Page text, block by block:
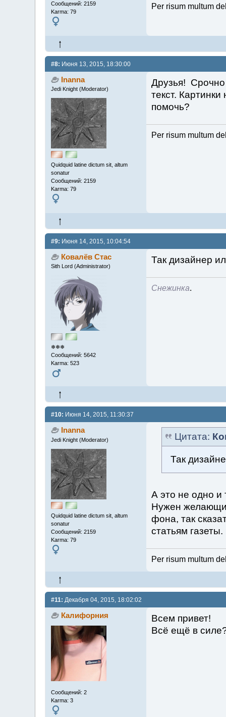
Сообщений: 2159
Karma: 79
Per risum multum
#8: Июня 13, 2015, 18:30:00
Inanna
Jedi Knight (Moderator)
Quidquid latine dictum sit, altum
sonatur
Сообщений: 2159
Karma: 79
Друзья! Срочно
текст.
помочь?
Per risum multum
#9: Июня 14, 2015, 10:04:54
Ковалёв Стас
Sith Lord (Administrator)
❄❄❄
Сообщений: 5642
Karma: 523
Так дизайнер
Снежинка.
#10: Июня 14, 2015, 11:30:37
Inanna
Jedi Knight (Moderator)
Quidquid latine dictum sit, altum
sonatur
Сообщений: 2159
Karma: 79
Цитата:
Так
А это не одно
Нужен
фона, так
статьям газеты.
Per risum multum
#11: Декабря 04, 2015, 18:02:02
Калифорния
Сообщений: 2
Karma: 3
Всем привет!
Всё ещё в